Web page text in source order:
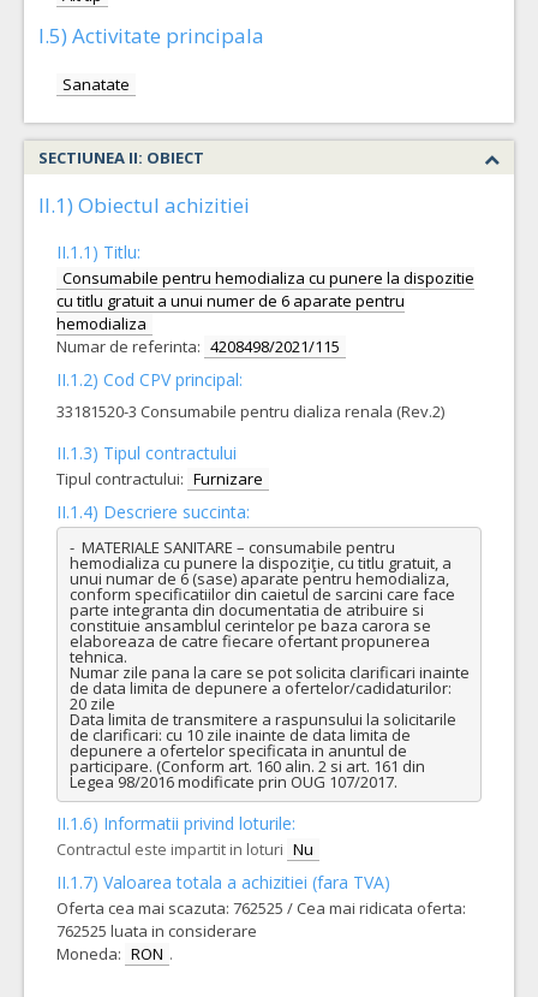
I.5) Activitate principala
Sanatate
SECTIUNEA II: OBIECT
II.1) Obiectul achizitiei
II.1.1) Titlu:
Consumabile pentru hemodializa cu punere la dispozitie
cu titlu gratuit a unui numer de 6 aparate pentru
hemodializa
Numar de referinta: 4208498/2021/115
II.1.2) Cod CPV principal:
33181520-3 Consumabile pentru dializa renala (Rev.2)
II.1.3) Tipul contractului
Tipul contractului: Furnizare
II.1.4) Descriere succinta:
-  MATERIALE SANITARE – consumabile pentru
hemodializa cu punere la dispoziţie, cu titlu gratuit, a
unui numar de 6 (sase) aparate pentru hemodializa,
conform specificatiilor din caietul de sarcini care face
parte integranta din documentatia de atribuire si
constituie ansamblul cerintelor pe baza carora se
elaboreaza de catre fiecare ofertant propunerea
tehnica.
Numar zile pana la care se pot solicita clarificari inainte
de data limita de depunere a ofertelor/cadidaturilor:
20 zile
Data limita de transmitere a raspunsului la solicitarile
de clarificari: cu 10 zile inainte de data limita de
depunere a ofertelor specificata in anuntul de
participare. (Conform art. 160 alin. 2 si art. 161 din
Legea 98/2016 modificate prin OUG 107/2017.
II.1.6) Informatii privind loturile:
Contractul este impartit in loturi Nu
II.1.7) Valoarea totala a achizitiei (fara TVA)
Oferta cea mai scazuta: 762525 / Cea mai ridicata oferta:
762525 luata in considerare
Moneda: RON .